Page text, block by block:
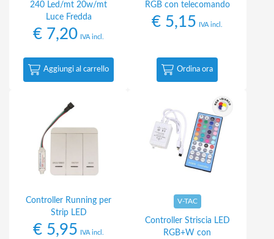
240 Led/mt 20w/mt
Luce Fredda
€ 7,20 IVA incl.
Aggiungi al carrello
RGB con telecomando
€ 5,15 IVA incl.
Ordina ora
Controller Running per
Strip LED
€ 5,95 IVA incl.
V-TAC
Controller Striscia LED
RGB+W con